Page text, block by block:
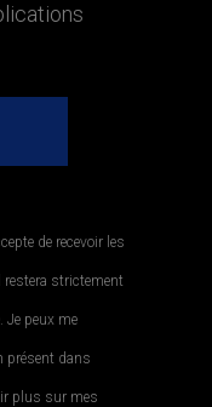
de recevoir les
restera strictement
Je peux me
présent dans
plus sur mes